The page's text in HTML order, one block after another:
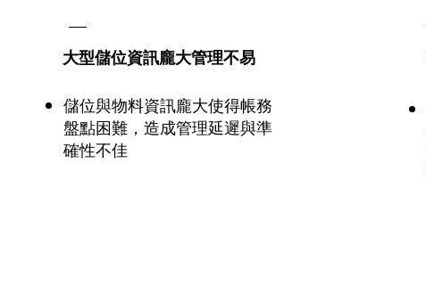
大型儲位資訊龐大管理不易
儲位與物料資訊龐大使得帳務
盤點困難，造成管理延遲與準
確性不佳